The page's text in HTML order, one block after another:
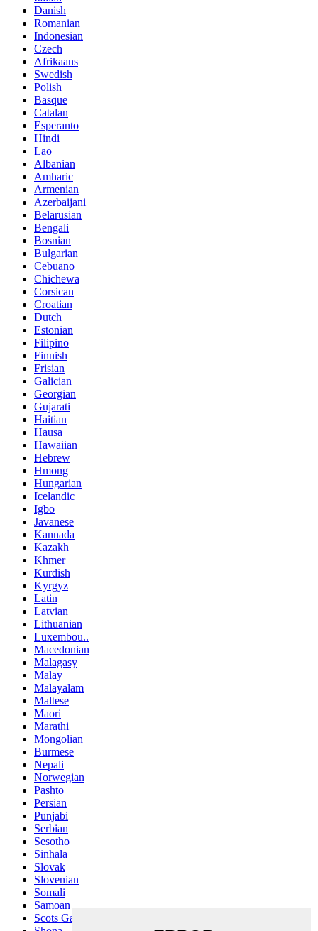
Danish
Romanian
Indonesian
Czech
Afrikaans
Swedish
Polish
Basque
Catalan
Esperanto
Hindi
Lao
Albanian
Amharic
Armenian
Azerbaijani
Belarusian
Bengali
Bosnian
Bulgarian
Cebuano
Chichewa
Corsican
Croatian
Dutch
Estonian
Filipino
Finnish
Frisian
Galician
Georgian
Gujarati
Haitian
Hausa
Hawaiian
Hebrew
Hmong
Hungarian
Icelandic
Igbo
Javanese
Kannada
Kazakh
Khmer
Kurdish
Kyrgyz
Latin
Latvian
Lithuanian
Luxembou..
Macedonian
Malagasy
Malay
Malayalam
Maltese
Maori
Marathi
Mongolian
Burmese
Nepali
Norwegian
Pashto
Persian
Punjabi
Serbian
Sesotho
Sinhala
Slovak
Slovenian
Somali
Samoan
Scots Gaelic